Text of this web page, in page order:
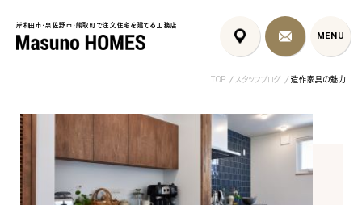
岸和田市・泉佐野市・熊取町で注文住宅を建てる工務店
MENU
MENU
岸和田市・泉佐野市・熊取町で注文住宅を建てる工務店
TOP スタッフブログ 造作家具の魅力